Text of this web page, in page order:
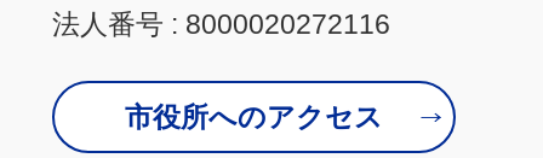
法人番号 : 8000020272116
市役所へのアクセス